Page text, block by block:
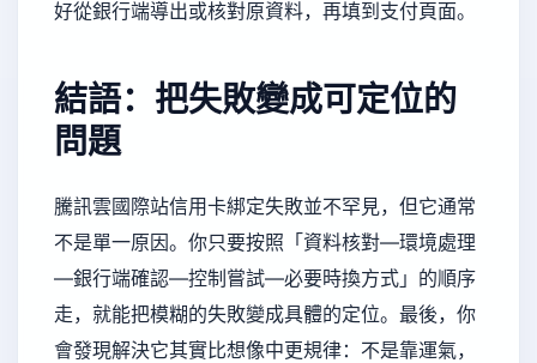
好從銀行端導出或核對原資料，再填到支付頁面。
結語：把失敗變成可定位的
問題
騰訊雲國際站信用卡綁定失敗並不罕見，但它通常
不是單一原因。你只要按照「資料核對—環境處理
—銀行端確認—控制嘗試—必要時換方式」的順序
走，就能把模糊的失敗變成具體的定位。最後，你
會發現解決它其實比想像中更規律：不是靠運氣，